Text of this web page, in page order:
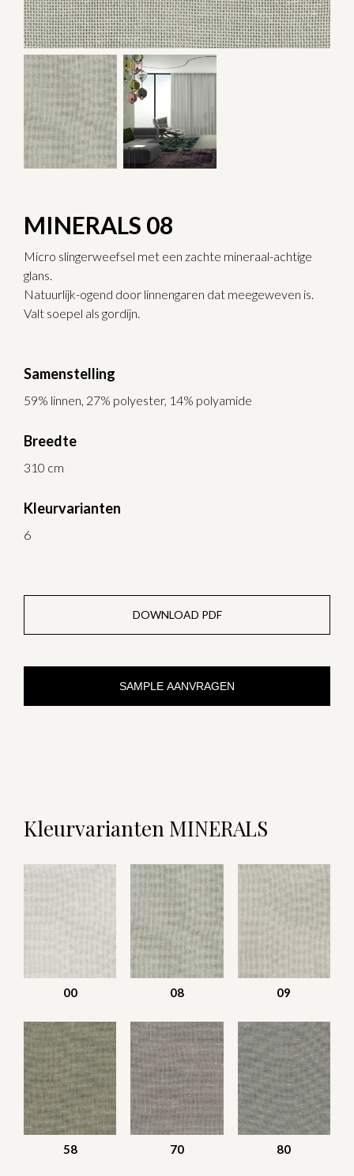
MINERALS 08
Micro slingerweefsel met een zachte mineraal-achtige
glans.
Natuurlijk-ogend door linnengaren dat meegeweven is.
Valt soepel als gordijn.
Samenstelling
59% linnen, 27% polyester, 14% polyamide
Breedte
310 cm
Kleurvarianten
6
DOWNLOAD PDF
SAMPLE AANVRAGEN
Kleurvarianten MINERALS
00 08 09
58 70 80